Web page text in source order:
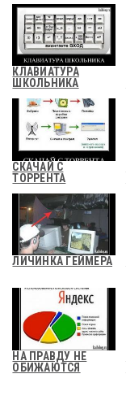
КЛАВИАТУРА
ШКОЛЬНИКА
СКАЧАЙ С
ТОРРЕНТА
ЛИЧИНКА ГЕЙМЕРА
НА ПРАВДУ НЕ
ОБИЖАЮТСЯ